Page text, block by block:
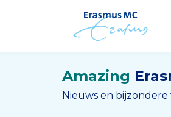
Amazing
Nieuws en